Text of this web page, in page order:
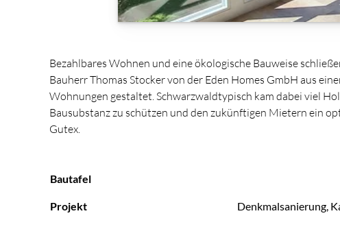
Bezahlbares Wohnen und eine ökologische Bauweise
Bauherr Thomas Stocker von der Eden Homes GmbH aus
Wohnungen gestaltet. Schwarzwaldtypisch kam dabei viel
Bausubstanz zu schützen und den zukünftigen Mietern ein
Gutex.
Bautafel
Projekt Denkmalsanierung,